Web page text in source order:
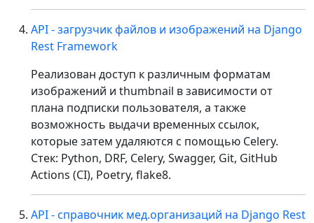
API - загрузчик файлов и изображений на Django
Rest Framework
Реализован доступ к различным форматам
изображений и thumbnail в зависимости от
плана подписки пользователя, а также
возможность выдачи временных ссылок,
которые затем удаляются с помощью Celery.
Стек: Python, DRF, Celery, Swagger, Git, GitHub
Actions (CI), Poetry, flake8.
API - справочник мед.организаций на Django Rest